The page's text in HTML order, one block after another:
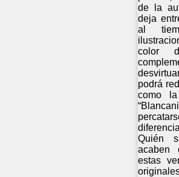
de la
deja
al
color
podrá
como la
Quién
acaben
estas